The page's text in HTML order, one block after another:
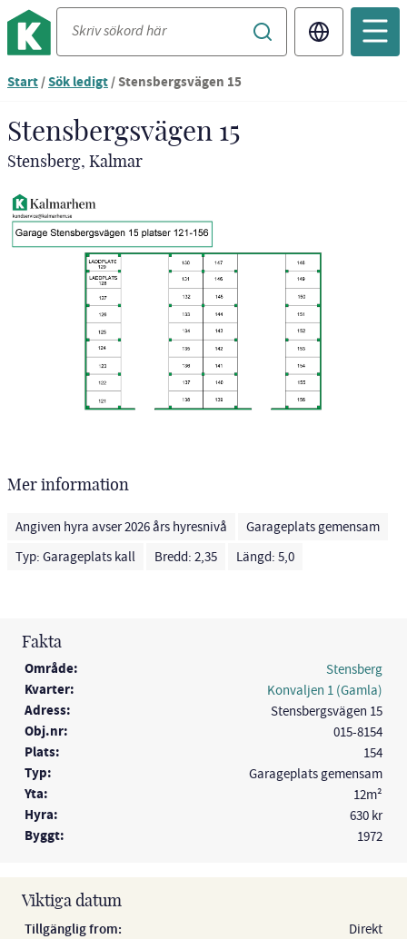
Translate
Start/Sök ledigt/Stensbergsvägen 15
Stensbergsvägen 15
Stensberg, Kalmar
Mer information
Angiven hyra avser 2026 års hyresnivå
Garageplats gemensam
Typ: Garageplats kall
Bredd: 2,35 Längd: 5,0
Fakta
Område: Stensberg
Kvarter: Konvaljen 1 (Gamla)
Adress: Stensbergsvägen 15
Obj.nr: 015-8154
Plats: 154
Typ: Garageplats gemensam
Yta: 12m²
Hyra: 630 kr
Byggt: 1972
Viktiga datum
Tillgänglig from:
Direkt